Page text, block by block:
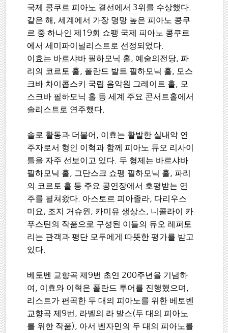
국제 콩쿠르 피아노 결선에서3위를 수상했다
같은 해
세계에서 가장 명망 높은 피아노 콩쿠
르 중 하나인 제 19회 쇼팽 국제 피아노 콩쿠르
에서 세미파이널리스트로 선정되었다
이효는 바르샤바 필하모닉 홀 예술의전당 파
리의 코르토 홀
폴란드 발트 필하모닉 홀
모스
크바 차이콥스키 국립 음악원 그레이트 홀
모
스크바 필하모닉 홀 등 세계 주요 콘서트홀에서
솔리스트로 연주했다
솔로 활동과 더불어
이효는 활발한 실내악 연
주자로서 형인 이혁과 함께 피아노 듀오 리사이
틀을 자주 선보이고 있다 두 형제는 바르샤바
필하모닉 홀
그단스크 쇼팽 필하모닉 홀
파리
의 코르토 홀 등 주요 공연장에서 호평받는 연
주를 펼쳐왔다 아스토르 피아졸라 다리우스
미요
조지 거슈윈 카미유 생상스
니콜라이 카
푸스틴의 작품으로 구성된 이들의 듀오 레퍼토
리는 관객과 평단 모두에게 따뜻한 평가를 받고
있다
베토벤 교향곡 제9번 초연 200주년을 기념하
여
이효와 이혁은 폴란드 투어를 진행했으며
리스트가 편곡한 두 대의 피아노를 위한 베토벤
교향곡 제9번 라벨의 라 발스(두 대의 피아노
를 위한 작품), 아서 벤자민의 두 대의 피아노를